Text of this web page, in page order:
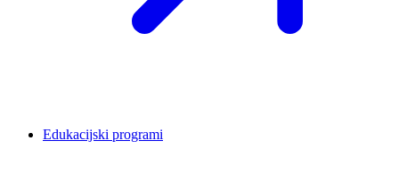
Edukacijski programi